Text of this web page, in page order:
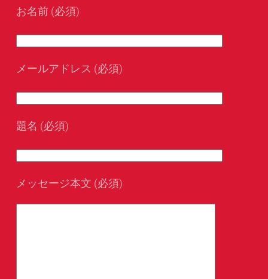
お名前 (必須)
メールアドレス (必須)
題名 (必須)
メッセージ本文 (必須)